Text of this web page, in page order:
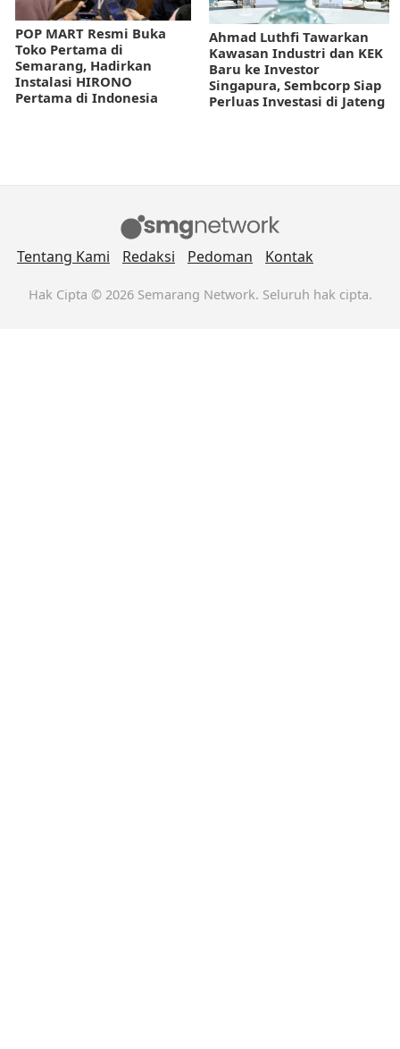
POP MART Resmi Buka
Toko Pertama di
Semarang, Hadirkan
Instalasi HIRONO
Pertama di Indonesia
Ahmad Luthfi Tawarkan
Kawasan Industri dan KEK
Baru ke Investor
Singapura, Sembcorp Siap
Perluas Investasi di Jateng
Tentang Kami Redaksi Pedoman Kontak
Hak Cipta © 2026 Semarang Network. Seluruh hak cipta.